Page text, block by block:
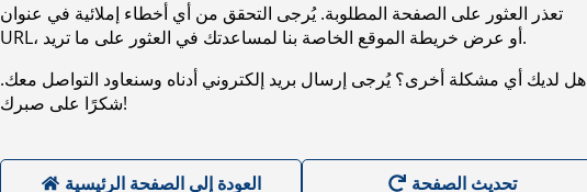
تعذر العثور على الصفحة المطلوبة. يُرجى التحقق من أي أخطاء إملائية في عنوان
URL، أو عرض خريطة الموقع الخاصة بنا لمساعدتك في العثور على ما تريد.
هل لديك أي مشكلة أخرى؟ يُرجى إرسال بريد إلكتروني أدناه وسنعاود التواصل معك.
شكرًا على صبرك!
العودة إلى الصفحة الرئيسية